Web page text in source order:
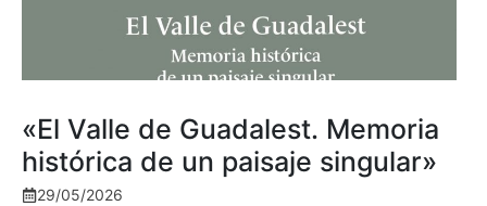
«El Valle de Guadalest. Memoria
histórica de un paisaje singular»
29/05/2026